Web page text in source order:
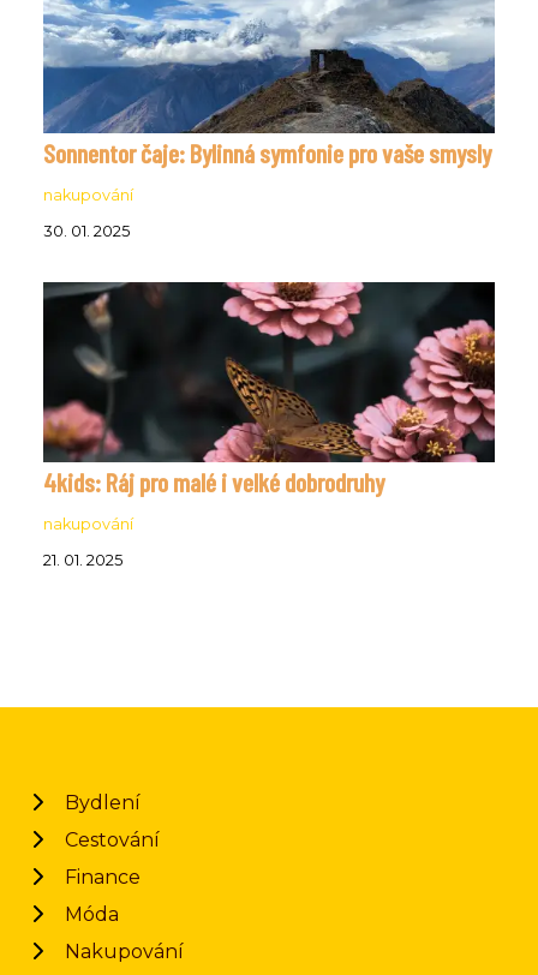
Sonnentor čaje: Bylinná symfonie pro vaše smysly
nakupování
30. 01. 2025
4kids: Ráj pro malé i velké dobrodruhy
nakupování
21. 01. 2025
Bydlení
Cestování
Finance
Móda
Nakupování